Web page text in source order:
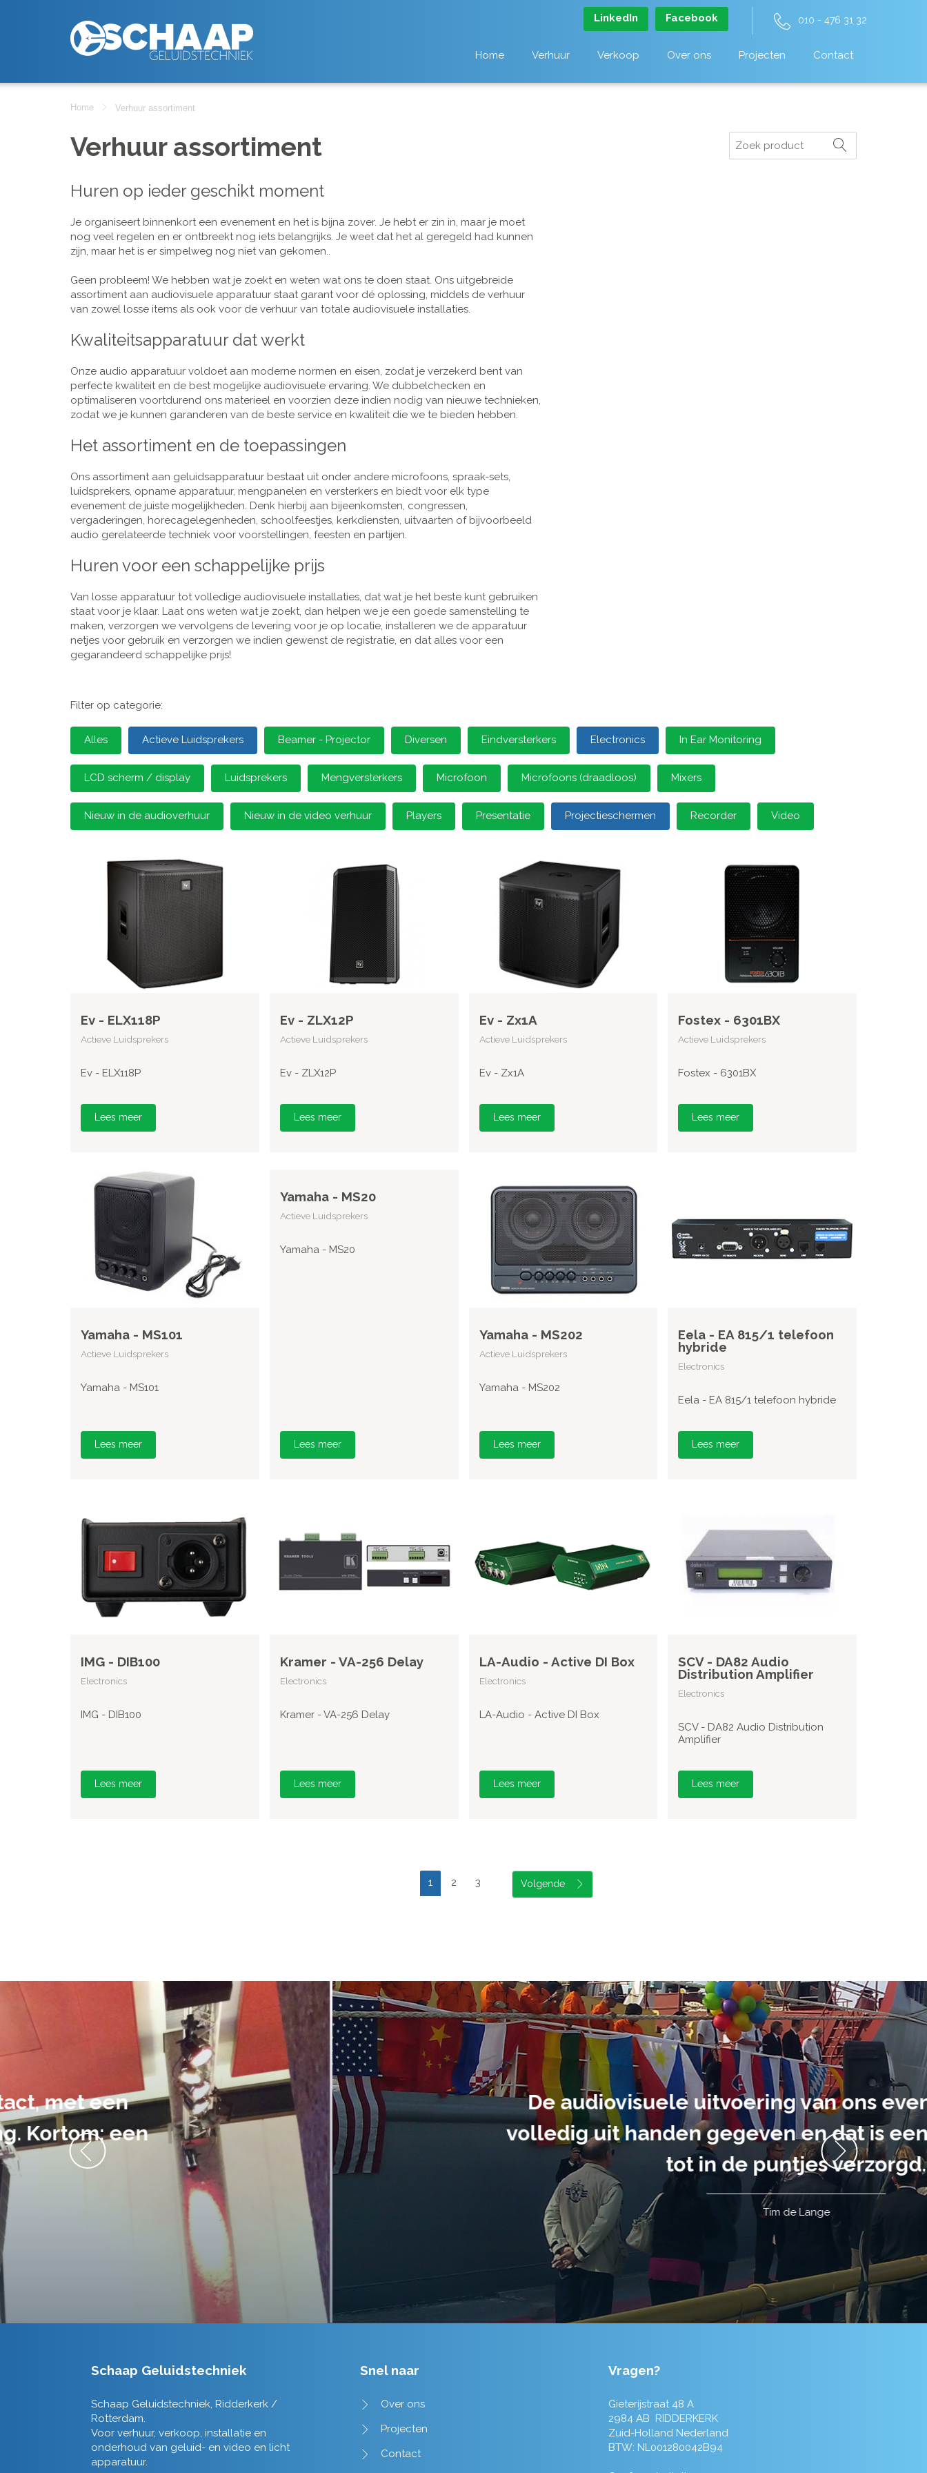
LinkedIn Facebook 010 - 476 31 32
Home Verhuur Verkoop Over ons Projecten Contact
Home Verhuur assortiment
Verhuur assortiment
Huren op ieder geschikt moment
Je organiseert binnenkort een evenement en het is bijna zover. Je hebt er zin in, maar je moet
nog veel regelen en er ontbreekt nog iets belangrijks. Je weet dat het al geregeld had kunnen
zijn, maar het is er simpelweg nog niet van gekomen..
Geen probleem! We hebben wat je zoekt en weten wat ons te doen staat. Ons uitgebreide
assortiment aan audiovisuele apparatuur staat garant voor dé oplossing, middels de verhuur
van zowel losse items als ook voor de verhuur van totale audiovisuele installaties.
Kwaliteitsapparatuur dat werkt
Onze audio apparatuur voldoet aan moderne normen en eisen, zodat je verzekerd bent van
perfecte kwaliteit en de best mogelijke audiovisuele ervaring. We dubbelchecken en
optimaliseren voortdurend ons materieel en voorzien deze indien nodig van nieuwe technieken,
zodat we je kunnen garanderen van de beste service en kwaliteit die we te bieden hebben.
Het assortiment en de toepassingen
Ons assortiment aan geluidsapparatuur bestaat uit onder andere microfoons, spraak-sets,
luidsprekers, opname apparatuur, mengpanelen en versterkers en biedt voor elk type
evenement de juiste mogelijkheden. Denk hierbij aan bijeenkomsten, congressen,
vergaderingen, horecagelegenheden, schoolfeestjes, kerkdiensten, uitvaarten of bijvoorbeeld
audio gerelateerde techniek voor voorstellingen, feesten en partijen.
Huren voor een schappelijke prijs
Van losse apparatuur tot volledige audiovisuele installaties, dat wat je het beste kunt gebruiken
staat voor je klaar. Laat ons weten wat je zoekt, dan helpen we je een goede samenstelling te
maken, verzorgen we vervolgens de levering voor je op locatie, installeren we de apparatuur
netjes voor gebruik en verzorgen we indien gewenst de registratie, en dat alles voor een
gegarandeerd schappelijke prijs!
Zoeken
Filter op categorie:
Alles Actieve Luidsprekers Beamer - Projector Diversen Eindversterkers Electronics In Ear Monitoring
LCD scherm / display Luidsprekers Mengversterkers Microfoon Microfoons (draadloos) Mixers
Nieuw in de audioverhuur Nieuw in de video verhuur Players Presentatie Projectieschermen Recorder Video
Ev - ELX118P
Actieve Luidsprekers
Ev - ELX118P
Lees meer
Ev - ZLX12P
Actieve Luidsprekers
Ev - ZLX12P
Lees meer
Ev - Zx1A
Actieve Luidsprekers
Ev - Zx1A
Lees meer
Fostex - 6301BX
Actieve Luidsprekers
Fostex - 6301BX
Lees meer
Yamaha - MS101
Actieve Luidsprekers
Yamaha - MS101
Lees meer
Yamaha - MS20
Actieve Luidsprekers
Yamaha - MS20
Lees meer
Yamaha - MS202
Actieve Luidsprekers
Yamaha - MS202
Lees meer
Eela - EA 815/1 telefoon
hybride
Electronics
Eela - EA 815/1 telefoon hybride
Lees meer
IMG - DIB100
Electronics
IMG - DIB100
Lees meer
Kramer - VA-256 Delay
Electronics
Kramer - VA-256 Delay
Lees meer
LA-Audio - Active DI Box
Electronics
LA-Audio - Active DI Box
Lees meer
SCV - DA82 Audio
Distribution Amplifier
Electronics
SCV - DA82 Audio Distribution
Amplifier
Lees meer
1 2 3
De audiovisuele uitvoering van ons evenement heb ik
volledig uit handen gegeven en dat is een aanrader! Alles
tot in de puntjes verzorgd.
Schaap Geluidstechniek
Schaap Geluidstechniek, Ridderkerk /
Rotterdam.
Voor verhuur, verkoop, installatie en
onderhoud van geluid- en video en licht
apparatuur.
Snel naar
Over ons
Projecten
Contact
Vragen?
Gieterijstraat 48 A
2984 AB RIDDERKERK
Zuid-Holland Nederland
BTW: NL001280042B94